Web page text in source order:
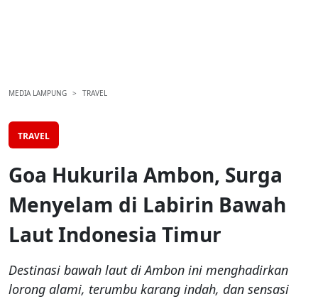
MEDIA LAMPUNG TRAVEL
TRAVEL
Goa Hukurila Ambon, Surga
Menyelam di Labirin Bawah
Laut Indonesia Timur
Destinasi bawah laut di Ambon ini menghadirkan
lorong alami, terumbu karang indah, dan sensasi